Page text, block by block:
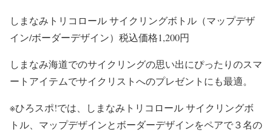
しまなみトリコロール サイクリングボトル（マップデザ
イン/ボーダーデザイン）税込価格1,200円
しまなみ海道でのサイクリングの思い出にぴったりのスマ
ートアイテムでサイクリストへのプレゼントにも最適。
※ひろスポ!では、しまなみトリコロール サイクリングボ
トル、マップデザインとボーダーデザインをペアで３名の